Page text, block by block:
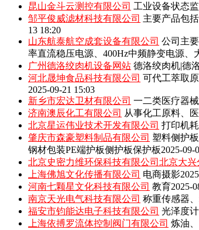
昆山金斗云测控有限公司 工业设备状态
邹平俊威滤材科技有限公司 主要产品包
13 18:20
山东航泰航空成套设备有限公司 公司主
率直流稳压电源、400Hz中频静变电源
广州德洛绞肉机设备网站 德洛绞肉机|德
河北晟坤食品科技有限公司 可代工萃取
2025-09-21 15:03
新乡市宏达卫材有限公司 一二类医疗器
济南澳辰化工有限公司 从事化工原料、
北京星运伟业技术开发有限公司 打印机
肇庆市森豪塑料制品有限公司 塑料侧护
钢材包装PE端护板侧护板保护板2025-09-
北京史密力维环保科技有限公司北京大兴
上海佛旭文化传播有限公司 电商摄影
河南七颗星文化科技有限公司 教育2025-
南京天光电气科技有限公司 称重传感器
福安市钧能达电子科技有限公司 光泽度
上海依搏罗流体控制阀门有限公司 炼油